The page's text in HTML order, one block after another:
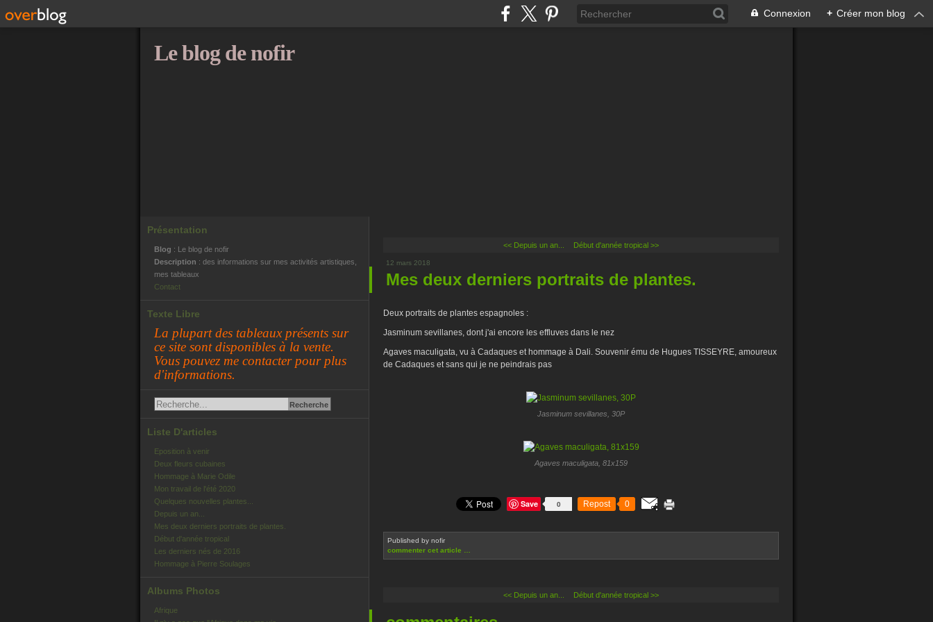
Connexion + Créer mon blog
Le blog de nofir
Présentation
Blog : Le blog de nofir
Description : des informations sur mes activités artistiques,
mes tableaux
Contact
Texte Libre
La plupart des tableaux présents sur
ce site sont disponibles à la vente.
Vous pouvez me contacter pour plus
d'informations.
Liste D'articles
Eposition à venir
Deux fleurs cubaines
Hommage à Marie Odile
Mon travail de l'été 2020
Quelques nouvelles plantes...
Depuis un an...
Mes deux derniers portraits de plantes.
Début d'année tropical
Les derniers nés de 2016
Hommage à Pierre Soulages
Albums Photos
Afrique
<< Depuis un an... Début d'année tropical >>
12 mars 2018
Mes deux derniers portraits de plantes.
Deux portraits de plantes espagnoles :
Jasminum sevillanes, dont j'ai encore les effluves dans le nez
Agaves maculigata, vu à Cadaques et hommage à Dali. Souvenir ému de Hugues TISSEYRE, amoureux
de Cadaques et sans qui je ne peindrais pas
Jasminum sevillanes, 30P
Agaves maculigata, 81x159
0
Save Repost 0
Published by nofir
commenter cet article
<< Depuis un an... Début d'année tropical >>